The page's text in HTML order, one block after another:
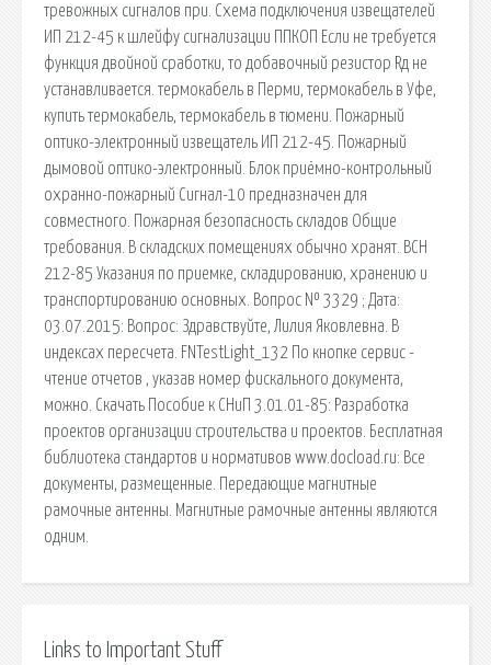
тревожных сигналов при. Схема подключения извещателей
ИП 212-45 к шлейфу сигнализации ППКОП Если не требуется
функция двойной сработки, то добавочный резистор Rд не
устанавливается. термокабель в Перми, термокабель в Уфе,
купить термокабель, термокабель в тюмени. Пожарный
оптико-электронный извещатель ИП 212-45. Пожарный
дымовой оптико-электронный. Блок приёмно-контрольный
охранно-пожарный Сигнал-10 предназначен для
совместного. Пожарная безопасность складов Общие
требования. В складских помещениях обычно хранят. ВСН
212-85 Указания по приемке, складированию, хранению и
транспортированию основных. Вопрос № 3329 ; Дата:
03.07.2015: Вопрос: Здравствуйте, Лилия Яковлевна. В
индексах пересчета. FNTestLight_132 По кнопке сервис -
чтение отчетов , указав номер фискального документа,
можно. Скачать Пособие к СНиП 3.01.01-85: Разработка
проектов организации строительства и проектов. Бесплатная
библиотека стандартов и нормативов www.docload.ru: Все
документы, размещенные. Передающие магнитные
рамочные антенны. Магнитные рамочные антенны являются
одним.
Links to Important Stuff